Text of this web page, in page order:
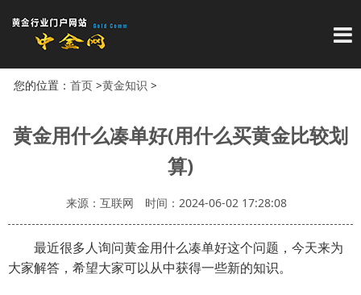
导
您的位置： 首页>黄金知识 >
黄金用什么凑单好(用什么买黄金比较划
算)
来源：互联网 时间：2024-06-02 17:28:08
最近很多人询问黄金用什么凑单好这个问题，今天来为
大家解答，希望大家可以从中获得一些新的知识。